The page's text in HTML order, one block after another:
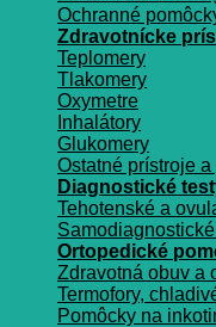
Ochranné
Zdravotnícke
Teplomery
Tlakomery
Oxymetre
Inhalátory
Glukomery
Ostatné prístroje
Diagnostické
Tehotenské a
Ortopedické
Zdravotná obuv a
Termofory,
Pomôcky na